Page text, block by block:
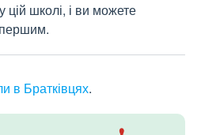
цій школі, і ви можете
в Братківцях.